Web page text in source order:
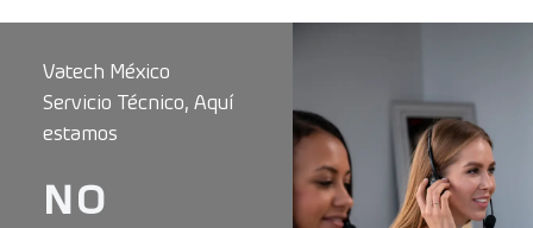
Vatech México
Servicio Técnico, Aquí
estamos
NO